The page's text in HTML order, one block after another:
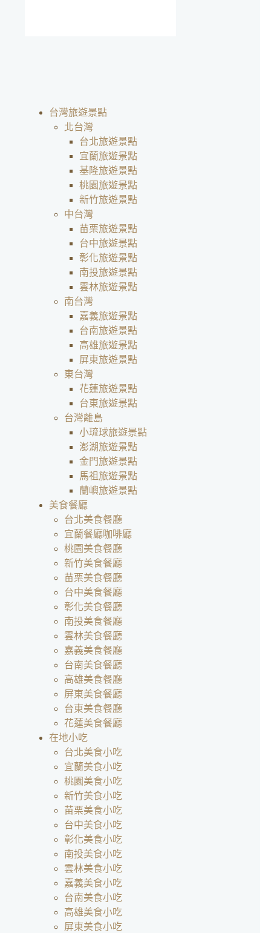
台灣旅遊景點
北台灣
台北旅遊景點
宜蘭旅遊景點
基隆旅遊景點
桃園旅遊景點
新竹旅遊景點
中台灣
苗栗旅遊景點
台中旅遊景點
彰化旅遊景點
南投旅遊景點
雲林旅遊景點
南台灣
嘉義旅遊景點
台南旅遊景點
高雄旅遊景點
屏東旅遊景點
東台灣
花蓮旅遊景點
台東旅遊景點
台灣離島
小琉球旅遊景點
澎湖旅遊景點
金門旅遊景點
馬祖旅遊景點
蘭嶼旅遊景點
美食餐廳
台北美食餐廳
宜蘭餐廳咖啡廳
桃園美食餐廳
新竹美食餐廳
苗栗美食餐廳
台中美食餐廳
彰化美食餐廳
南投美食餐廳
雲林美食餐廳
嘉義美食餐廳
台南美食餐廳
高雄美食餐廳
屏東美食餐廳
台東美食餐廳
花蓮美食餐廳
在地小吃
台北美食小吃
宜蘭美食小吃
桃園美食小吃
新竹美食小吃
苗栗美食小吃
台中美食小吃
彰化美食小吃
南投美食小吃
雲林美食小吃
嘉義美食小吃
台南美食小吃
高雄美食小吃
屏東美食小吃